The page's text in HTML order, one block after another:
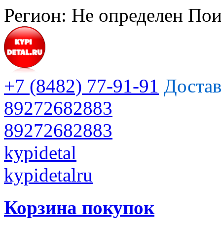
Регион: Не определен
+7 (8482) 77-91-91
89272682883
89272682883
kypidetal
kypidetalru
Корзина покупок